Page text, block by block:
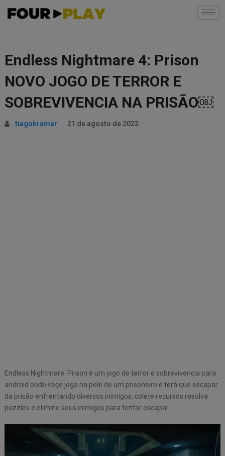
Endless Nightmare 4: Prison
NOVO JOGO DE TERROR E
SOBREVIVENCIA NA PRISÃO￼
tiagokramer 21 de agosto de 2022
Endless Nightmare: Prison é um jogo de terror e sobrevivencia para
android onde voçe joga na pele de um prisoneiro e terá que escapar
da prisão enfrentando diversos inimigos, colete recursos resolva
puzzles e elimine seus inimigos para tentar escapar.